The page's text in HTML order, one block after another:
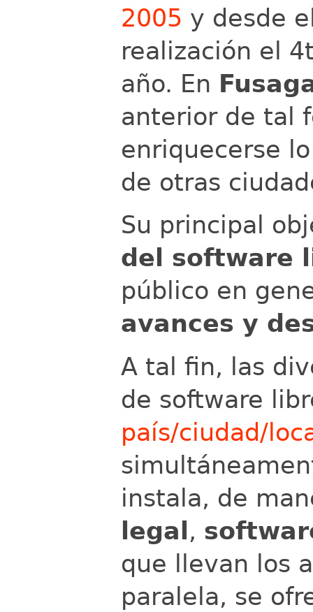
2005 y desde
realización el
año. En
anterior de tal
enriquecerse
de otras
Su principal
del software
público en
avances y
A tal fin, las
de software
país/ciudad/
instala, de
legal,
que llevan los
paralela, se